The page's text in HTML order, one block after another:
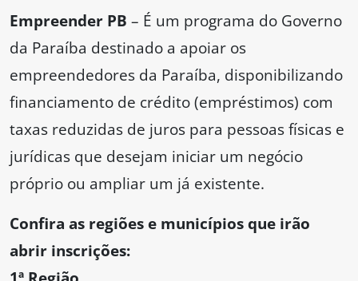
Empreender PB – É um programa do Governo
da Paraíba destinado a apoiar os
empreendedores da Paraíba, disponibilizando
financiamento de crédito (empréstimos) com
taxas reduzidas de juros para pessoas físicas e
jurídicas que desejam iniciar um negócio
próprio ou ampliar um já existente.
Confira as regiões e municípios que irão
abrir inscrições: